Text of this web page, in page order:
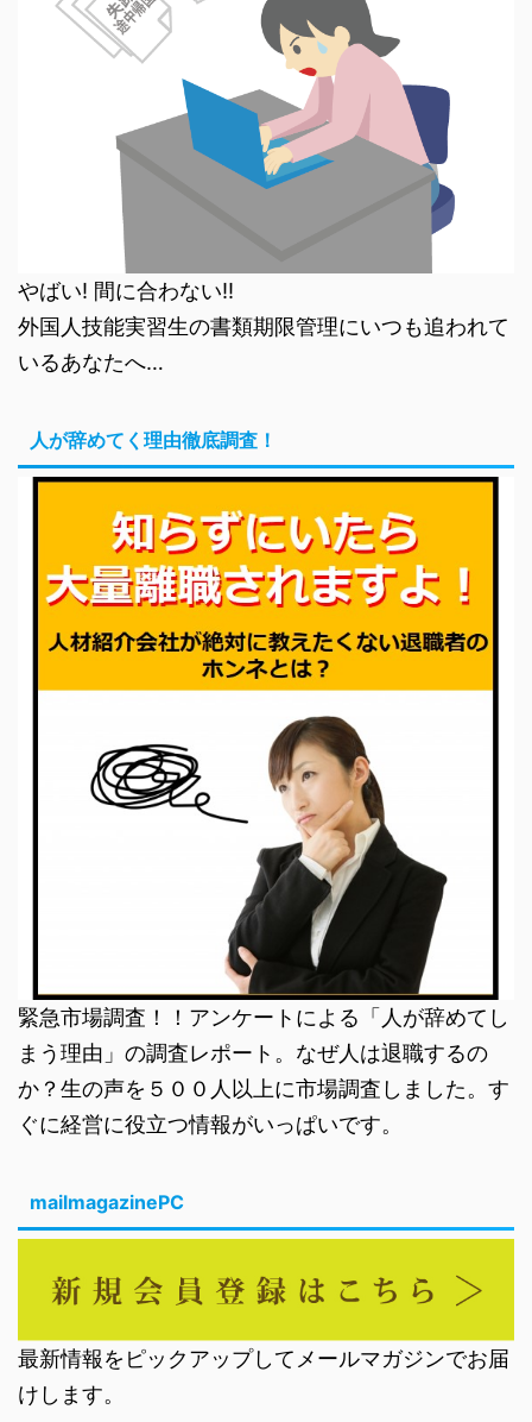
やばい! 間に合わない!!
外国人技能実習生の書類期限管理にいつも追われて
いるあなたへ…
人が辞めてく理由徹底調査！
緊急市場調査！！アンケートによる「人が辞めてし
まう理由」の調査レポート。なぜ人は退職するの
か？生の声を５００人以上に市場調査しました。す
ぐに経営に役立つ情報がいっぱいです。
mailmagazinePC
最新情報をピックアップしてメールマガジンでお届
けします。